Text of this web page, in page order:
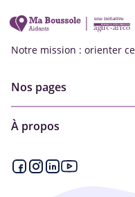
Notre mission : orienter
Nos pages
Aides financières et congés
À propos
Qui sommes-nous ?